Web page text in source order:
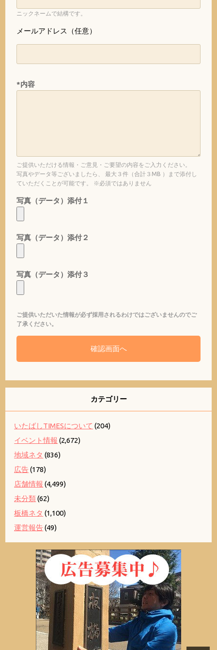
ニックネームで結構です。
メールアドレス（任意）
*内容
ご提供いただける情報・ご意見・ご要望の内容をご入力ください。
写真やデータ等ございましたら、 最大３件（合計３MB ）まで添付し
ていただくことが可能です。 ※必須ではありません
写真（データ）添付１
写真（データ）添付２
写真（データ）添付３
ご提供いただいた情報が必ず採用されるわけではございませんのでご
了承ください。
カテゴリー
いたばしTIMESについて (204)
イベント情報 (2,672)
地域ネタ (836)
広告(178)
店舗情報 (4,499)
未分類(62)
板橋ネタ (1,100)
運営報告(49)